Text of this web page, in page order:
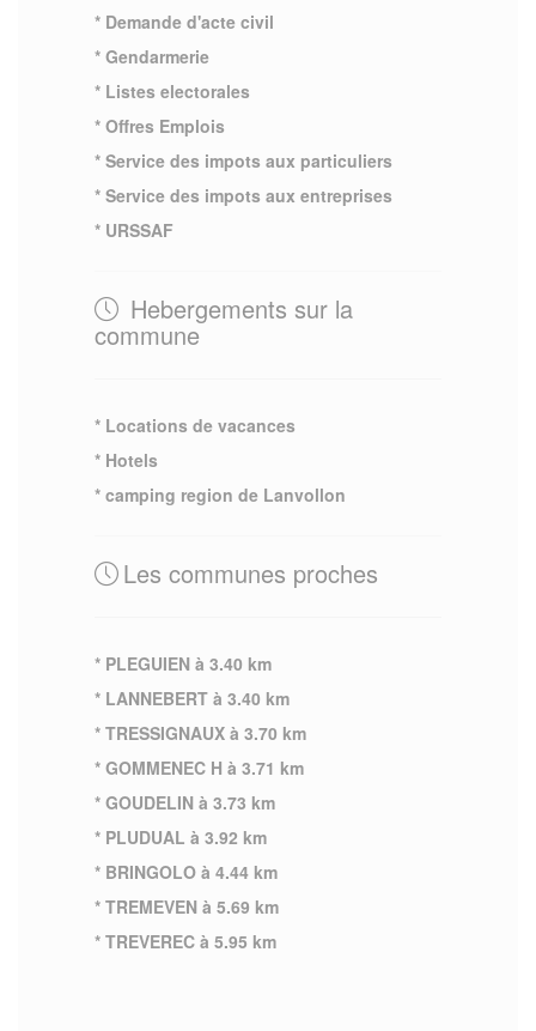
* Demande d'acte civil
* Gendarmerie
* Listes electorales
* Offres Emplois
* Service des impots aux particuliers
* Service des impots aux entreprises
* URSSAF
Hebergements sur la
commune
* Locations de vacances
* Hotels
* camping region de Lanvollon
Les communes proches
* PLEGUIEN à 3.40 km
* LANNEBERT à 3.40 km
* TRESSIGNAUX à 3.70 km
* GOMMENEC H à 3.71 km
* GOUDELIN à 3.73 km
* PLUDUAL à 3.92 km
* BRINGOLO à 4.44 km
* TREMEVEN à 5.69 km
* TREVEREC à 5.95 km